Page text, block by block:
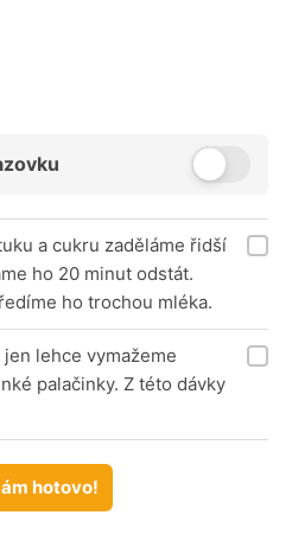
a cukru zaděláme řidší
ho 20 minut odstát.
ho trochou mléka.
lehce vymažeme
palačinky. Z této dávky
hotovo!